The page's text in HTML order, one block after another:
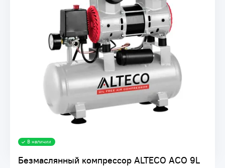
Безмаслянный компрессор ALTECO ACO 9L
В наличии